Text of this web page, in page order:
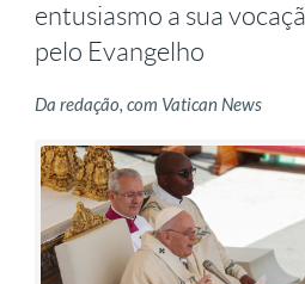
entusiasmo a sua
pelo Evangelho
Da redação, com Vatican News